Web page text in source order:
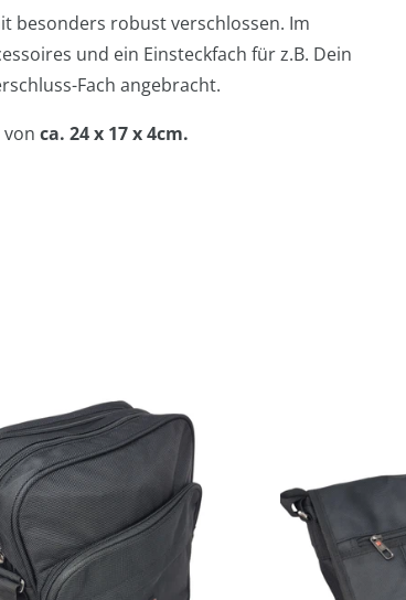
besonders robust verschlossen. Im
und ein Einsteckfach für z.B. Dein
Fach angebracht.
ca. 24 x 17 x 4cm.